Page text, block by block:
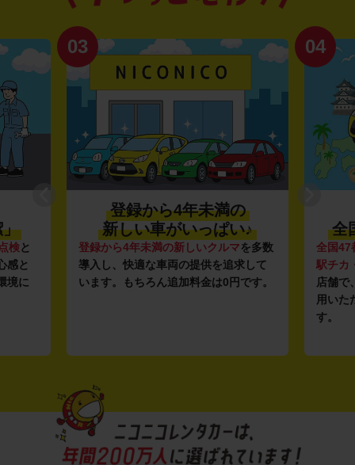
」
検と
感と
境に
03
登録から4年未満の
新しい車がいっぱい♪
登録から4年未満の新しいクルマを多数
導入し、快適な車両の提供を追求して
います。もちろん追加料金は0円です。
04
全
全国47
駅チカ
店舗で
用いた
す。